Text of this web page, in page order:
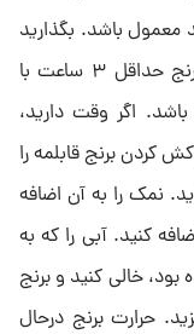
معمول باشد. بگذارید
برنج چند ساعت خیس بخورد. بهتر است برنج حداقل ۳ ساعت با
اگر وقت دارید،
کردن برنج قابلمه را
نمک را به آن اضافه
کنید. آبی را که به
خالی کنید و برنج
حرارت برنج درحال